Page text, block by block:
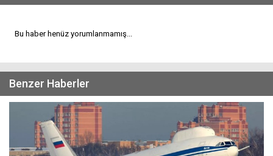
Bu haber henüz yorumlanmamış...
Benzer Haberler